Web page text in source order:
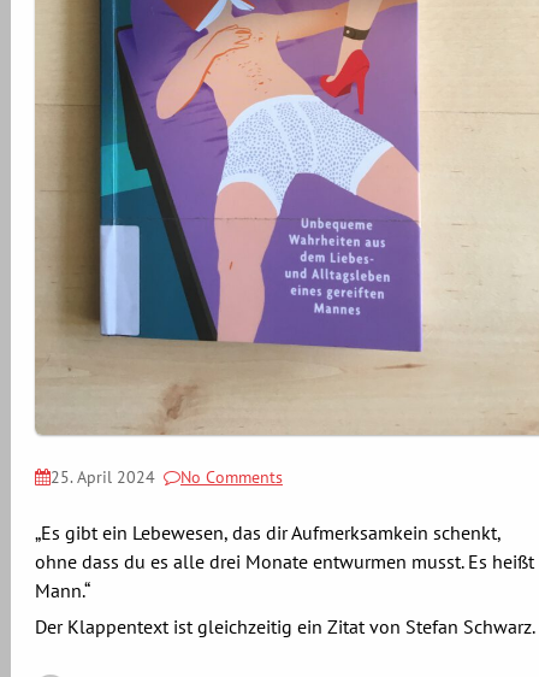
25. April 2024 No Comments
„Es gibt ein Lebewesen, das dir Aufmerksamkein schenkt,
ohne dass du es alle drei Monate entwurmen musst. Es heißt
Mann.“
Der Klappentext ist gleichzeitig ein Zitat von Stefan Schwarz.